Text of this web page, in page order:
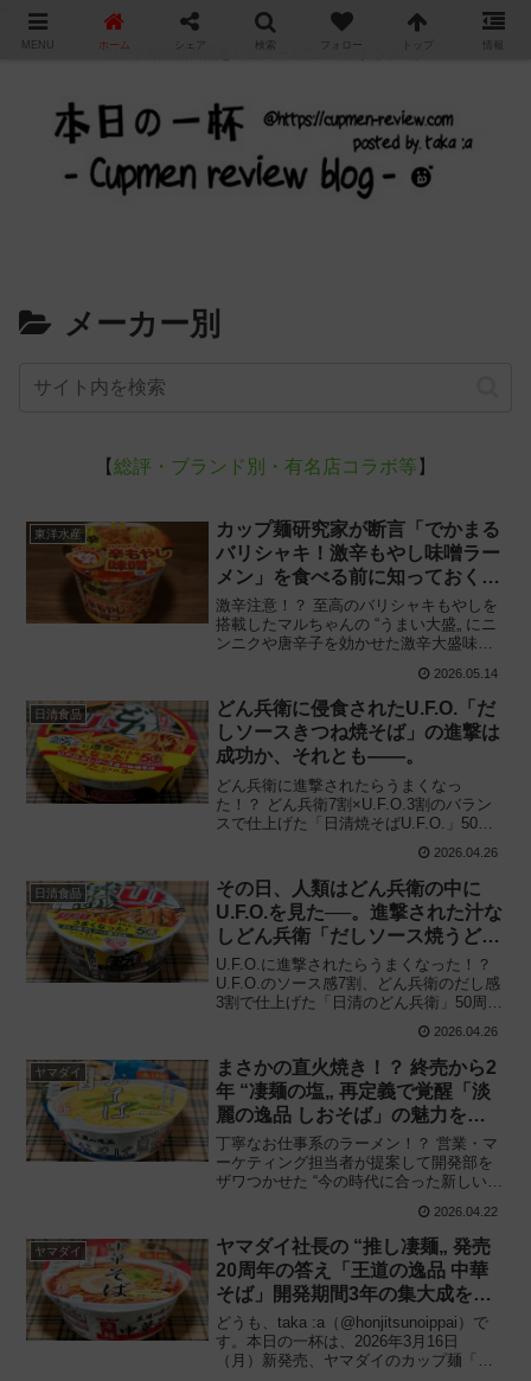
カップ麺の新商品をレビュー / アレンジするブログ
メーカー別
【総評・ブランド別・有名店コラボ等 】
東洋水産
カップ麺研究家が断言「でかまる
バリシャキ！激辛もやし味噌ラー
メン」を食べる前に知っておくべ
き3つの違い
激辛注意！？ 至高のバリシャキもやしを
搭載したマルちゃんの “うまい大盛„ にニ
ンニクや唐辛子を効かせた激辛大盛味噌
シャキ！辛もやし味噌ラーメン 激辛」を
食べてみた感想と評価・レビューです。
2026.05.14
日清食品
どん兵衛に侵食されたU.F.O.「だ
しソースきつね焼そば」の進撃は
成功か、それとも——。
どん兵衛に進撃されたらうまくなっ
た！？ どん兵衛7割×U.F.O.3割のバラン
スで仕上げた「日清焼そばU.F.O.」50周
「日清焼そばUFO だしソースきつね焼そ
ば」 を食べてみた感想と評価・レビュー
です。
2026.04.26
日清食品
その日、人類はどん兵衛の中に
U.F.O.を見た──。進撃された汁な
しどん兵衛「だしソース焼うど
ん」の真価を問う
U.F.O.に進撃されたらうまくなった！？
U.F.O.のソース感7割、どん兵衛のだし感
3割で仕上げた「日清のどん兵衛」50周年
どん兵衛 だしソース焼うどん」を食べて
みた感想と評価・レビューです。
2026.04.26
ヤマダイ
まさかの直火焼き！？ 終売から2
年 “凄麺の塩„ 再定義で覚醒「淡
麗の逸品 しおそば」の魅力を徹
底解説！
丁寧なお仕事系のラーメン！？ 営業・マ
ーケティング担当者が提案して開発部を
ザワつかせた “今の時代に合った新しい一
麺（すごめん）淡麗の逸品 しおそば」を
食べてみた感想と評価・レビューです。
2026.04.22
ヤマダイ
ヤマダイ社長の “推し凄麺„ 発売
20周年の答え「王道の逸品 中華
そば」開発期間3年の集大成を研
究家がガチレビュー！
どうも、taka :a（@honjitsunoippai）で
す。本日の一杯は、2026年3月16日
（月）新発売、ヤマダイのカップ麺「凄
MENU ホーム シェア 検索 フォロー トップ 情報